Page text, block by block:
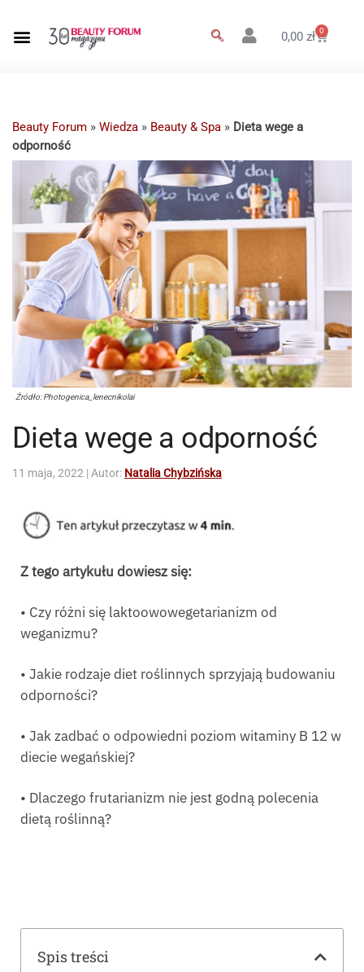
0,00zł 0
Beauty Forum » Wiedza » Beauty & Spa » Dieta wege a
odporność
Źródło: Photogenica_lenecnikolai
Dieta wege a odporność
11 maja, 2022 | Autor: Natalia Chybzińska
Z tego artykułu dowiesz się:
• Czy różni się laktoowowegetarianizm od
weganizmu?
• Jakie rodzaje diet roślinnych sprzyjają budowaniu
odporności?
• Jak zadbać o odpowiedni poziom witaminy B 12 w
diecie wegańskiej?
• Dlaczego frutarianizm nie jest godną polecenia
dietą roślinną?
Spis treści